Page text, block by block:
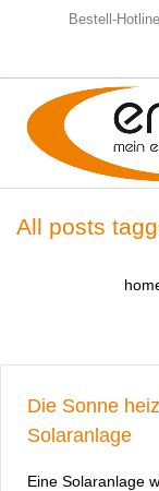
Bestell-
All posts
Die Sonne
Solaranlage
Eine Solaranlage